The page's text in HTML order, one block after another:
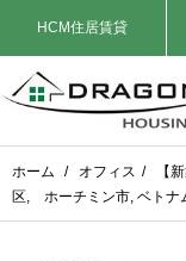
HCM住居賃貸
ホーム / オフィス /
【
区, ホーチミン市, ベトナ